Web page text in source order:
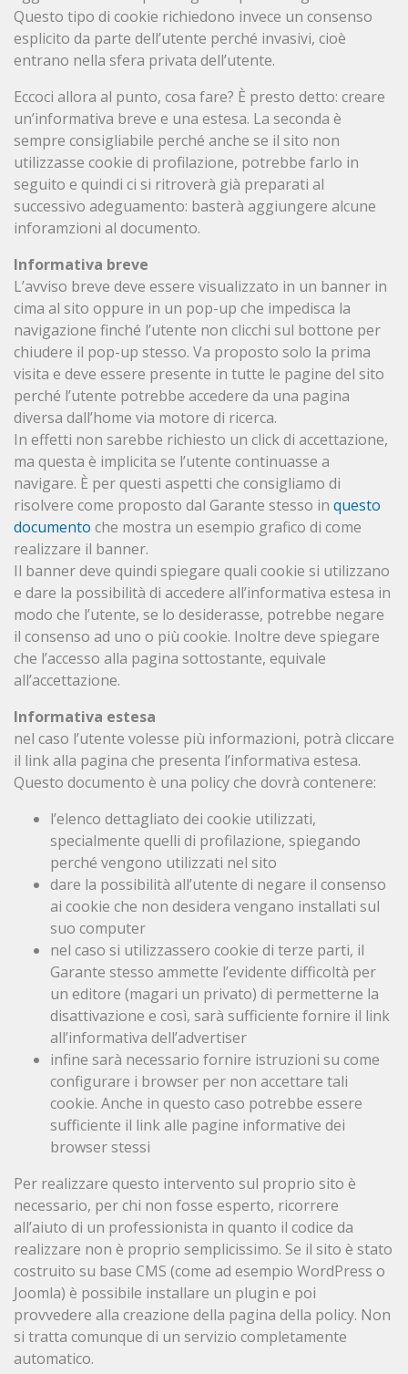
Questo tipo di cookie richiedono invece un consenso
esplicito da parte dell’utente perché invasivi, cioè
entrano nella sfera privata dell’utente.
Eccoci allora al punto, cosa fare? È presto detto: creare
un’informativa breve e una estesa. La seconda è
sempre consigliabile perché anche se il sito non
utilizzasse cookie di profilazione, potrebbe farlo in
seguito e quindi ci si ritroverà già preparati al
successivo adeguamento: basterà aggiungere alcune
inforamzioni al documento.
Informativa breve
L’avviso breve deve essere visualizzato in un banner in
cima al sito oppure in un pop-up che impedisca la
navigazione finché l’utente non clicchi sul bottone per
chiudere il pop-up stesso. Va proposto solo la prima
visita e deve essere presente in tutte le pagine del sito
perché l’utente potrebbe accedere da una pagina
diversa dall’home via motore di ricerca.
In effetti non sarebbe richiesto un click di accettazione,
ma questa è implicita se l’utente continuasse a
navigare. È per questi aspetti che consigliamo di
risolvere come proposto dal Garante stesso in questo
documento che mostra un esempio grafico di come
realizzare il banner.
Il banner deve quindi spiegare quali cookie si utilizzano
e dare la possibilità di accedere all’informativa estesa in
modo che l’utente, se lo desiderasse, potrebbe negare
il consenso ad uno o più cookie. Inoltre deve spiegare
che l’accesso alla pagina sottostante, equivale
all’accettazione.
Informativa estesa
nel caso l’utente volesse più informazioni, potrà cliccare
il link alla pagina che presenta l’informativa estesa.
Questo documento è una policy che dovrà contenere:
l’elenco dettagliato dei cookie utilizzati,
specialmente quelli di profilazione, spiegando
perché vengono utilizzati nel sito
dare la possibilità all’utente di negare il consenso
ai cookie che non desidera vengano installati sul
suo computer
nel caso si utilizzassero cookie di terze parti, il
Garante stesso ammette l’evidente difficoltà per
un editore (magari un privato) di permetterne la
disattivazione e così, sarà sufficiente fornire il link
all’informativa dell’advertiser
infine sarà necessario fornire istruzioni su come
configurare i browser per non accettare tali
cookie. Anche in questo caso potrebbe essere
sufficiente il link alle pagine informative dei
browser stessi
Per realizzare questo intervento sul proprio sito è
necessario, per chi non fosse esperto, ricorrere
all’aiuto di un professionista in quanto il codice da
realizzare non è proprio semplicissimo. Se il sito è stato
costruito su base CMS (come ad esempio WordPress o
Joomla) è possibile installare un plugin e poi
provvedere alla creazione della pagina della policy. Non
si tratta comunque di un servizio completamente
automatico.